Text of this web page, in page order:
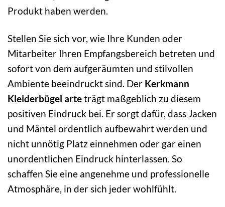
Produkt haben werden.
Stellen Sie sich vor, wie Ihre Kunden oder
Mitarbeiter Ihren Empfangsbereich betreten und
sofort von dem aufgeräumten und stilvollen
Ambiente beeindruckt sind. Der Kerkmann
Kleiderbügel arteträgt maßgeblich zu diesem
positiven Eindruck bei. Er sorgt dafür, dass Jacken
und Mäntel ordentlich aufbewahrt werden und
nicht unnötig Platz einnehmen oder gar einen
unordentlichen Eindruck hinterlassen. So
schaffen Sie eine angenehme und professionelle
Atmosphäre, in der sich jeder wohlfühlt.